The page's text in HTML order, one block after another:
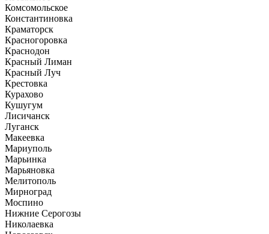
Комсомольское
Константиновка
Краматорск
Красногоровка
Краснодон
Красный Лиман
Красный Луч
Крестовка
Курахово
Кушугум
Лисичанск
Луганск
Макеевка
Мариуполь
Марьинка
Марьяновка
Мелитополь
Мирноград
Моспино
Нижние Серогозы
Николаевка